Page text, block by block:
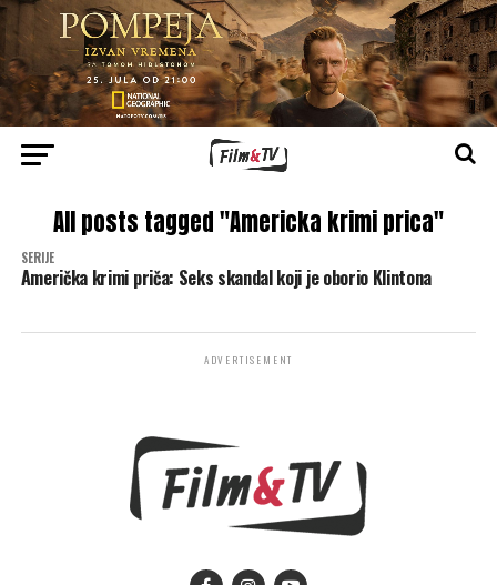
All posts tagged "Americka krimi prica"
SERIJE
Američka krimi priča: Seks skandal koji je oborio Klintona
ADVERTISEMENT